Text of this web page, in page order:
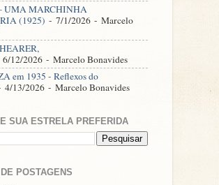
UMA MARCHINHA
(1925) - 7/1/2026 - Marcelo
12/2026 - Marcelo Bonavides
em 1935 - Reflexos do
4/13/2026 - Marcelo Bonavides
SUA ESTRELA PREFERIDA
POSTAGENS